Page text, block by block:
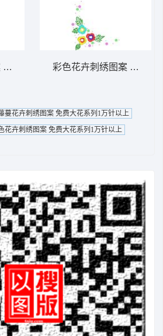
费大花系列1万针以上
彩色花卉刺绣图案 免费大
蔓花卉刺绣图案 免费大花系列1万针以上
花卉刺绣图案 免费大花系列1万针以上